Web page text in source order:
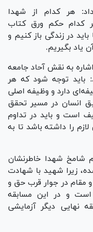
هر کدام از شهدا
کدام حکم ورق کتاب
در زندگی باز کنیم و
یاد بگیریم.
به نقش آحاد جامعه
باید توجه شود که هر
دارد و وظیفه اصلی
انسان در مسیر تحقق
است و باید در تداوم
را داشته باشد تا به
شامخ شهدا خاطرنشان
زیرا شهید با شهادت
مقام در جوار قرب حق و
است و در این مسابقه
نهایی دیگر آزمایشی